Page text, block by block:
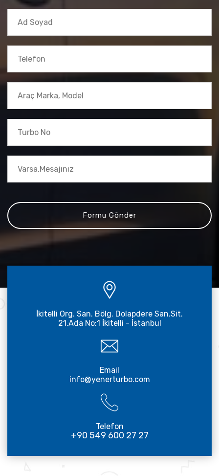
İkitelli Org. San. Bölg. Dolapdere San.Sit.
21.Ada No:1 İkitelli - İstanbul
Email
info@yenerturbo.com
Telefon
+90 549 600 27 27